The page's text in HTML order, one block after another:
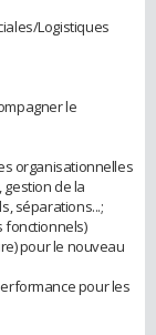
Logistiques
le
organisationnelles
de la
séparations...;
fonctionnels)
pour le nouveau
pour les